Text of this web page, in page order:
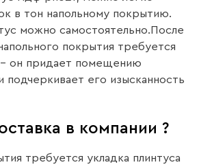
в тон напольному покрытию.
можно самостоятельно.После
покрытия требуется
– он придает помещению
подчеркивает его изысканность
в компании ?
требуется укладка плинтуса